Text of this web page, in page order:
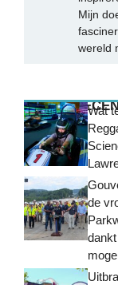
Mijn
wereld
MEEST
Wat
de